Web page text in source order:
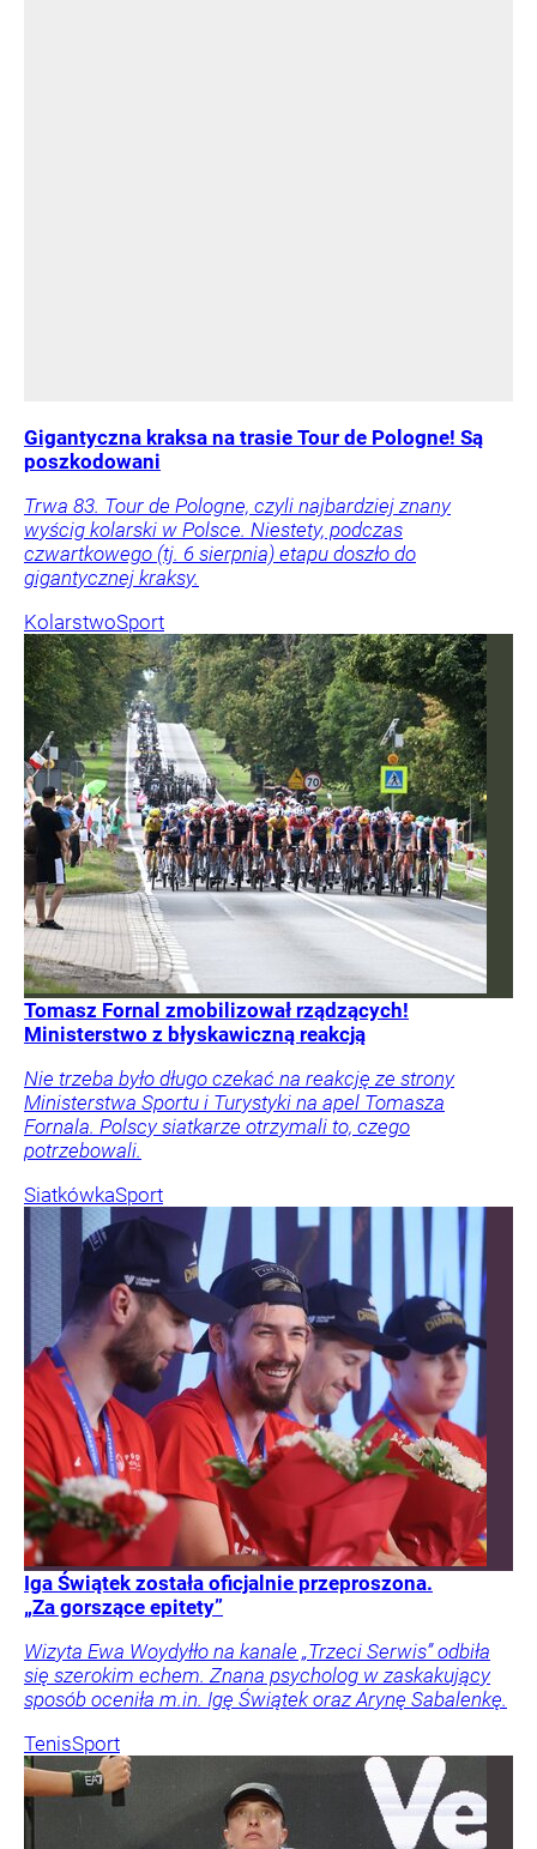
Gigantyczna kraksa na trasie Tour de Pologne! Są
poszkodowani
Trwa 83. Tour de Pologne, czyli najbardziej znany
wyścig kolarski w Polsce. Niestety, podczas
czwartkowego (tj. 6 sierpnia) etapu doszło do
gigantycznej kraksy.
KolarstwoSport
Tomasz Fornal zmobilizował rządzących!
Ministerstwo z błyskawiczną reakcją
Nie trzeba było długo czekać na reakcję ze strony
Ministerstwa Sportu i Turystyki na apel Tomasza
Fornala. Polscy siatkarze otrzymali to, czego
potrzebowali.
SiatkówkaSport
Iga Świątek została oficjalnie przeproszona.
„Za gorszące epitety”
Wizyta Ewa Woydyłło na kanale „Trzeci Serwis” odbiła
się szerokim echem. Znana psycholog w zaskakujący
sposób oceniła m.in. Igę Świątek oraz Arynę Sabalenkę.
TenisSport